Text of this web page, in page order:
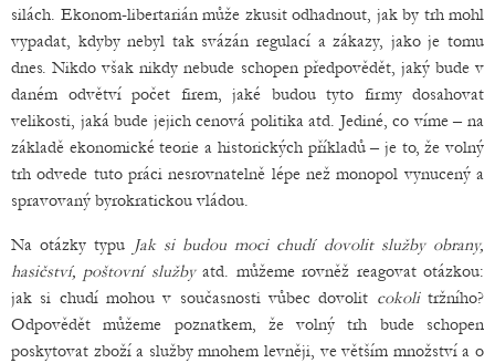
silách. Ekonom-libertarián může zkusit odhadnout, jak by trh mohl
vypadat, kdyby nebyl tak svázán regulací a zákazy, jako je tomu
dnes. Nikdo však nikdy nebude schopen předpovědět, jaký bude v
daném odvětví počet firem, jaké budou tyto firmy dosahovat
velikosti, jaká bude jejich cenová politika atd. Jediné, co víme – na
základě ekonomické teorie a historických příkladů – je to, že volný
trh odvede tuto práci nesrovnatelně lépe než monopol vynucený a
spravovaný byrokratickou vládou.
Na otázky typu Jak si budou moci chudí dovolit služby obrany,
hasičství, poštovní službyatd. můžeme rovněž reagovat otázkou:
jak si chudí mohou v současnosti vůbec dovolit cokolitržního?
Odpovědět můžeme poznatkem, že volný trh bude schopen
poskytovat zboží a služby mnohem levněji, ve větším množství a o